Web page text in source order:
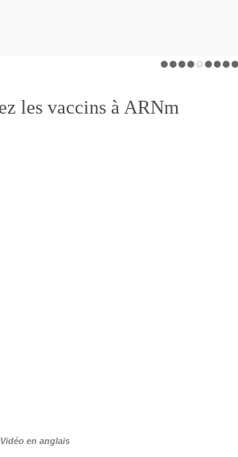
les vaccins à ARNm
Vidéo en anglais